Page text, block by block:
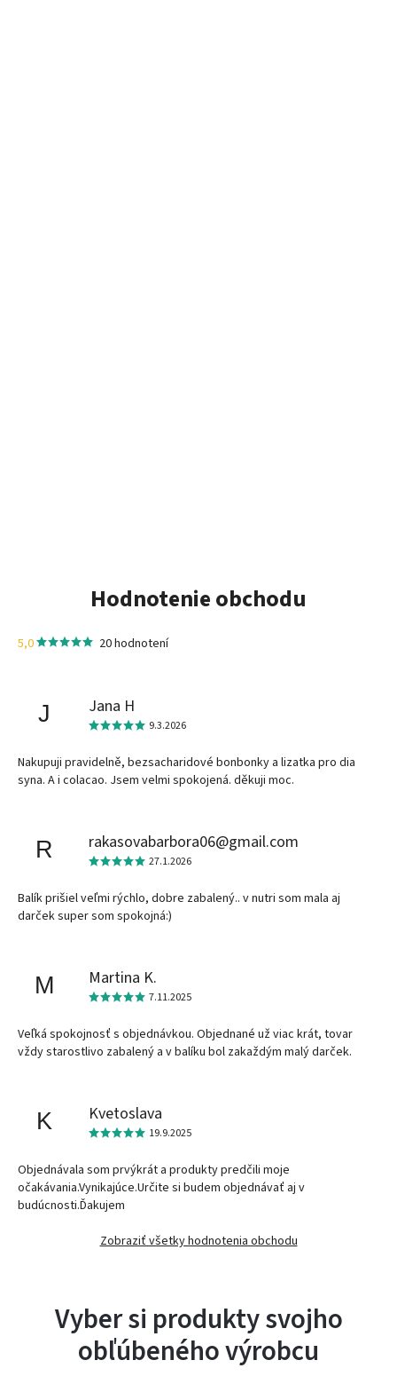
Hodnotenie obchodu
5,0 20 hodnotení
J Jana H
9.3.2026
Nakupuji pravidelně, bezsacharidové bonbonky a lizatka pro dia
syna. A i colacao. Jsem velmi spokojená. děkuji moc.
R rakasovabarbora06@gmail.com
27.1.2026
Balík prišiel veľmi rýchlo, dobre zabalený.. v nutri som mala aj
darček super som spokojná:)
M Martina K.
7.11.2025
Veľká spokojnosť s objednávkou. Objednané už viac krát, tovar
vždy starostlivo zabalený a v balíku bol zakaždým malý darček.
K Kvetoslava
19.9.2025
Objednávala som prvýkrát a produkty predčili moje
očakávania.Vynikajúce.Určite si budem objednávať aj v
budúcnosti.Ďakujem
Zobraziť všetky hodnotenia obchodu
Vyber si produkty svojho
obľúbeného výrobcu